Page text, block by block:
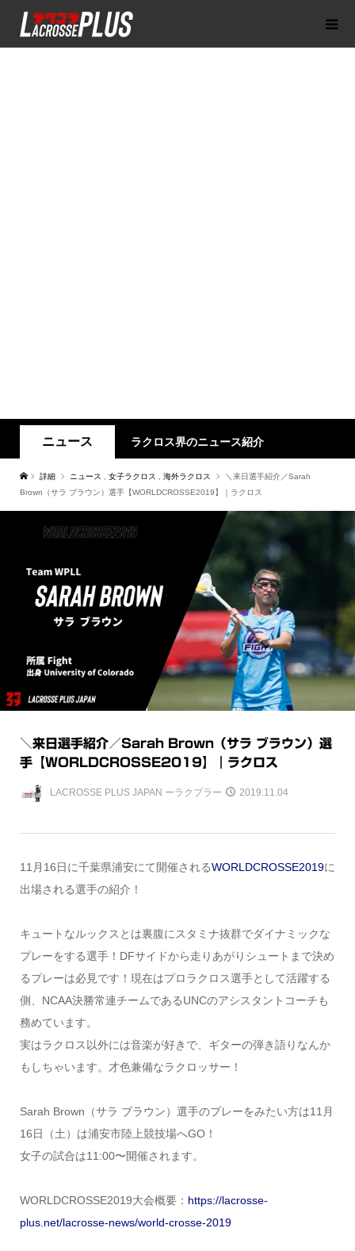
ニュース ラクロス界のニュース紹介
詳細 ニュース 女子ラクロス 海外ラクロス
＼来日選手紹介／Sarah
Brown（サラ ブラウン）選手【WORLDCROSSE2019】｜ラクロス
＼来日選手紹介／Sarah Brown（サラ ブラウン）選
手【WORLDCROSSE2019】｜ラクロス
LACROSSE PLUS JAPAN ーラクプラー 2019.11.04
11月16日に千葉県浦安にて開催されるWORLDCROSSE2019に
出場される選手の紹介！
キュートなルックスとは裏腹にスタミナ抜群でダイナミックな
プレーをする選手！DFサイドから走りあがりシュートまで決め
るプレーは必見です！現在はプロラクロス選手として活躍する
側、NCAA決勝常連チームであるUNCのアシスタントコーチも
務めています。
実はラクロス以外には音楽が好きで、ギターの弾き語りなんか
もしちゃいます。才色兼備なラクロッサー！
Sarah Brown（サラ ブラウン）選手のプレーをみたい方は11月
16日（土）は浦安市陸上競技場へGO！
女子の試合は11:00〜開催されます。
WORLDCROSSE2019大会概要： https://lacrosse-
plus.net/lacrosse-news/world-crosse-2019